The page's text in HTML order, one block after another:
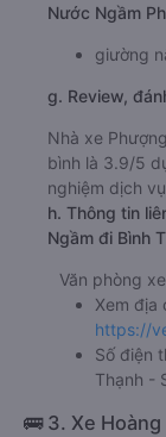
Nước Ngầm
giường
g. Review,
Nhà xe
bình là 3.9/5
nghiệm dịch
h. Thông tin
Ngầm đi Bình
Văn phòng
Xem địa
https://
Số điện
Thạnh -
🚌 3. Xe